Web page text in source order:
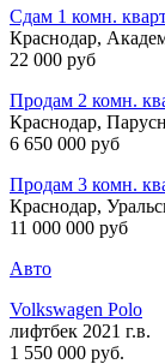
Сдам 1 комн.
Краснодар,
22 000 руб
Продам 2 комн.
Краснодар,
6 650 000 руб
Продам 3 комн.
Краснодар,
11 000 000 руб
Авто
Volkswagen Polo
лифтбек 2021 г.в.
1 550 000 руб.